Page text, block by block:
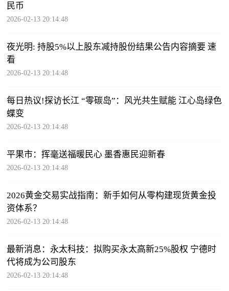
民币
2026-02-13 20:14:48
夜光明: 持股5%以上股东减持股份结果公告内容摘要 速
看
2026-02-13 20:14:48
每日热议!探访长江 “零碳岛”：风光共生赋能 江心岛绿色
蝶变
2026-02-13 20:14:48
平果市：挥毫送福暖民心 墨香惠民迎新春
2026-02-13 20:14:48
2026黄金交易实战指南：新手如何从零构建现货黄金投
资体系？
2026-02-13 20:14:48
最新消息：永太科技：拟购买永太高新25%股权 宁德时
代将成为公司股东
2026-02-13 20:14:48